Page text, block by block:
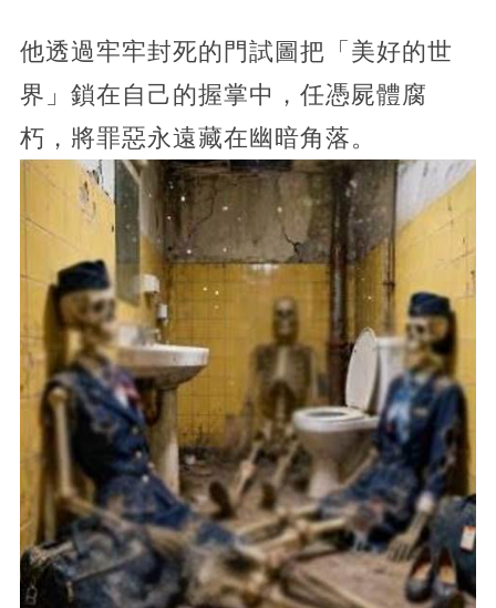
他透過牢牢封死的門試圖把「美好的世
界」鎖在自己的握掌中，任憑屍體腐
朽，將罪惡永遠藏在幽暗角落。